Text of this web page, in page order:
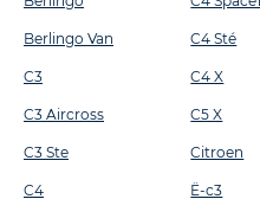
Berlingo Van
C3
C3 Aircross
C3 Ste
C4
C4 Sté
C4 X
C5 X
Citroen
Ë-c3